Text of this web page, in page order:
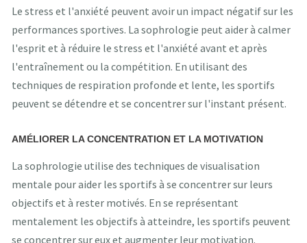
Le stress et l'anxiété peuvent avoir un impact négatif sur les
performances sportives. La sophrologie peut aider à calmer
l'esprit et à réduire le stress et l'anxiété avant et après
l'entraînement ou la compétition. En utilisant des
techniques de respiration profonde et lente, les sportifs
peuvent se détendre et se concentrer sur l'instant présent.
AMÉLIORER LA CONCENTRATION ET LA MOTIVATION
La sophrologie utilise des techniques de visualisation
mentale pour aider les sportifs à se concentrer sur leurs
objectifs et à rester motivés. En se représentant
mentalement les objectifs à atteindre, les sportifs peuvent
se concentrer sur eux et augmenter leur motivation.